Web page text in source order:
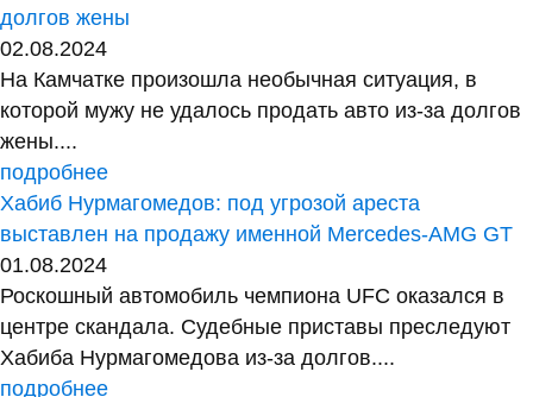
долгов жены
02.08.2024
На Камчатке произошла необычная ситуация, в
которой мужу не удалось продать авто из-за долгов
жены....
подробнее
Хабиб Нурмагомедов: под угрозой ареста
выставлен на продажу именной Mercedes-AMG GT
01.08.2024
Роскошный автомобиль чемпиона UFC оказался в
центре скандала. Судебные приставы преследуют
Хабиба Нурмагомедова из-за долгов....
подробнее